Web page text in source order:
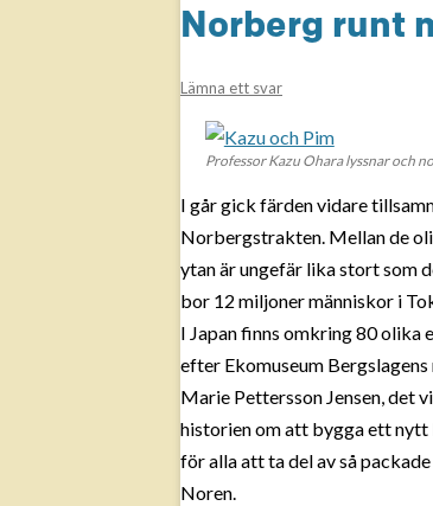
Norberg runt
Lämna ett svar
Professor Kazu Ohara lyssnar och
I går gick färden vidare
Norbergstrakten. Mellan de
ytan är ungefär lika stort som
bor 12 miljoner människor i
I Japan finns omkring 80 olika
efter Ekomuseum
Marie Pettersson Jensen, det
historien om att bygga ett nytt
för alla att ta del av så
Noren.